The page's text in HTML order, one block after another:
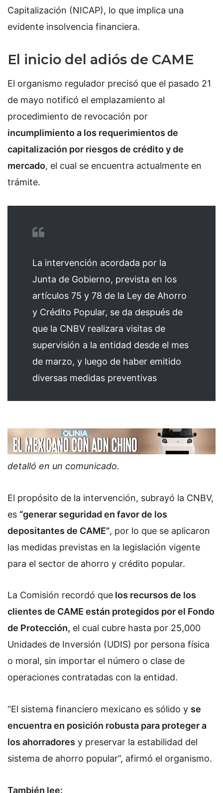
Capitalización (NICAP), lo que implica una
evidente insolvencia financiera.
El inicio del adiós de CAME
El organismo regulador precisó que el pasado 21
de mayo notificó el emplazamiento al
procedimiento de revocación por
incumplimiento a los requerimientos de
capitalización por riesgos de crédito y de
mercado, el cual se encuentra actualmente en
trámite.
La intervención acordada por la
Junta de Gobierno, prevista en los
artículos 75 y 78 de la Ley de Ahorro
y Crédito Popular, se da después de
que la CNBV realizara visitas de
supervisión a la entidad desde el mes
de marzo, y luego de haber emitido
diversas medidas preventivas
detalló en un comunicado.
El propósito de la intervención, subrayó la CNBV,
es “generar seguridad en favor de los
depositantes de CAME”, por lo que se aplicaron
las medidas previstas en la legislación vigente
para el sector de ahorro y crédito popular.
La Comisión recordó que los recursos de los
clientes de CAME están protegidos por el Fondo
de Protección, el cual cubre hasta por 25,000
Unidades de Inversión (UDIS) por persona física
o moral, sin importar el número o clase de
operaciones contratadas con la entidad.
“El sistema financiero mexicano es sólido y se
encuentra en posición robusta para proteger a
los ahorradores y preservar la estabilidad del
sistema de ahorro popular”, afirmó el organismo.
También lee: